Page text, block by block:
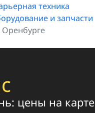
техника
и запчасти
цены на карте